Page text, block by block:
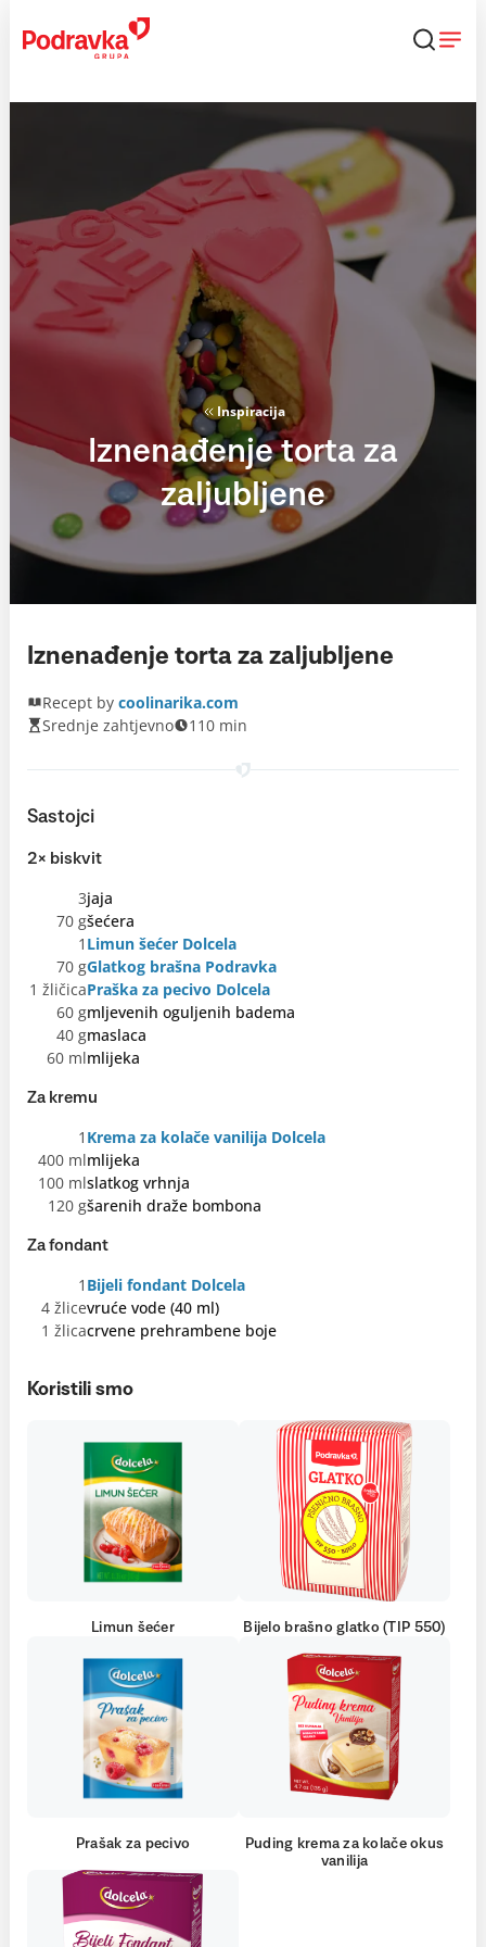
content
Inspiracija
Iznenađenje torta za
zaljubljene
Iznenađenje torta za zaljubljene
Recept by coolinarika.com
Srednje zahtjevno
110 min
Sastojci
2× biskvit
3jaja
70 gšećera
1 Limun šećer Dolcela
70 gGlatkog brašna Podravka
1 žličicaPraška za pecivo Dolcela
60 gmljevenih oguljenih badema
40 gmaslaca
60 mlmlijeka
Za kremu
1 Krema za kolače vanilija Dolcela
400 mlmlijeka
100 mlslatkog vrhnja
120 gšarenih draže bombona
Za fondant
1 Bijeli fondant Dolcela
4 žlicevruće vode (40 ml)
1 žlicacrvene prehrambene boje
Koristili smo
Limun šećer Bijelo brašno glatko (TIP 550)
Prašak za pecivo
Puding krema za kolače okus
vanilija